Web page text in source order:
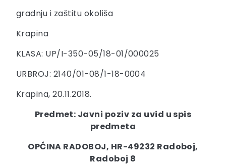
gradnju i zaštitu okoliša
Krapina
KLASA: UP/I-350-05/18-01/000025
URBROJ: 2140/01-08/1-18-0004
Krapina, 20.11.2018.
Predmet: Javni poziv za uvid u spis
predmeta
OPĆINA RADOBOJ, HR-49232 Radoboj,
Radoboj 8